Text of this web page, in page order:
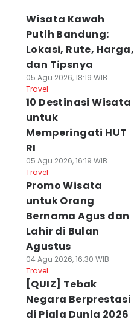
Wisata Kawah
Putih Bandung:
Lokasi, Rute, Harga,
dan Tipsnya
05 Agu 2026, 18:19 WIB
Travel
10 Destinasi Wisata
untuk
Memperingati HUT
RI
05 Agu 2026, 16:19 WIB
Travel
Promo Wisata
untuk Orang
Bernama Agus dan
Lahir di Bulan
Agustus
04 Agu 2026, 16:30 WIB
Travel
[QUIZ] Tebak
Negara Berprestasi
di Piala Dunia 2026